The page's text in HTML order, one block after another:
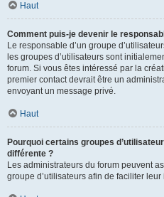
Haut
Comment puis-je devenir le
Le responsable d’un groupe
les groupes d’utilisateurs sont
forum. Si vous êtes intéressé par la
premier contact devrait être un
envoyant un message privé.
Haut
Pourquoi certains groupes
différente ?
Les administrateurs du forum peuvent
groupe d’utilisateurs afin de faciliter